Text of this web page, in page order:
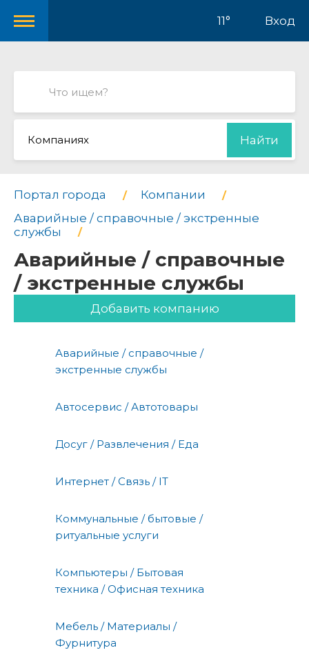
11° Вход
Компаниях Найти
Портал города
Компании
Аварийные / справочные / экстренные
службы
Аварийные / справочные
/ экстренные службы
Добавить компанию
Аварийные / справочные /
экстренные службы
Автосервис / Автотовары
Досуг / Развлечения / Еда
Интернет / Связь / IT
Коммунальные / бытовые /
ритуальные услуги
Компьютеры / Бытовая
техника / Офисная техника
Мебель / Материалы /
Фурнитура